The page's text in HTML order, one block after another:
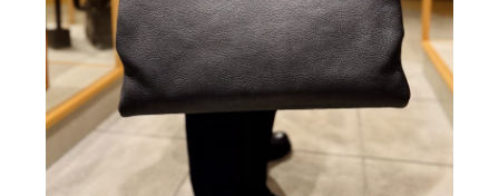
2025年1月 [1]
2024年12月 [2]
2024年11月 [5]
2024年10月 [5]
2024年9月 [5]